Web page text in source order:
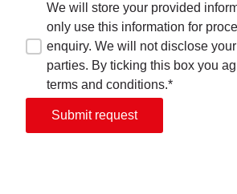
We will store your provided
only use this information for
enquiry. We will not disclose
parties. By ticking this box you
terms and conditions.*
Submit request